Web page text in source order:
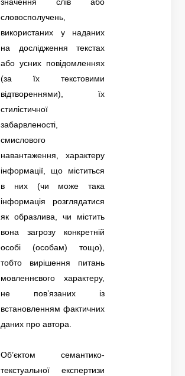
словосполучень,
використаних у наданих
на дослідження текстах
або усних повідомленнях
(за їх текстовими
відтвореннями), їх
стилістичної
забарвленості,
смислового
навантаження, характеру
інформації, що міститься
в них (чи може така
інформація розглядатися
як образлива, чи містить
вона загрозу конкретній
особі (особам) тощо),
тобто вирішення питань
мовленнєвого характеру,
не пов’язаних із
встановленням фактичних
даних про автора.
Об’єктом семантико-
текстуальної експертизи